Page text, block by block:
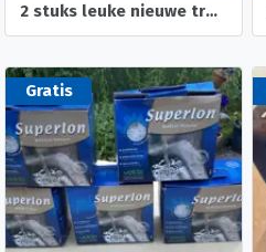
2 stuks leuke nieuwe trouw slingers- trouw foto albumpje
Gratis